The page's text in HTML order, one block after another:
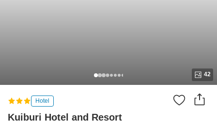
42
Hotel
Kuiburi Hotel and Resort